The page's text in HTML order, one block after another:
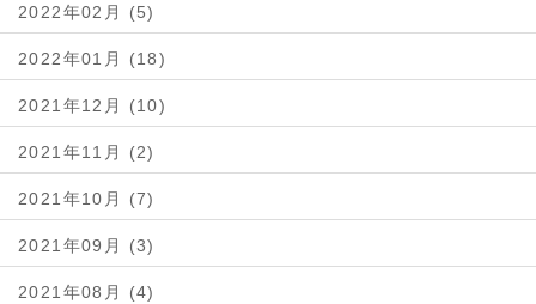
2022年02月 (5)
2022年01月 (18)
2021年12月 (10)
2021年11月 (2)
2021年10月 (7)
2021年09月 (3)
2021年08月 (4)